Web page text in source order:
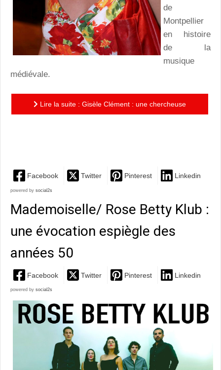
de
Montpellier
en histoire
de la
musique
médiévale.
Lire la suite : Gisèle Clément : une chercheuse
Facebook Twitter Pinterest Linkedin
powered by social2s
Mademoiselle/ Rose Betty Klub :
une évocation espiègle des
années 50
Facebook Twitter Pinterest Linkedin
powered by social2s